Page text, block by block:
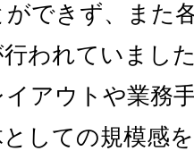
ができず、また
われていまし
イアウトや業務
しての規模感